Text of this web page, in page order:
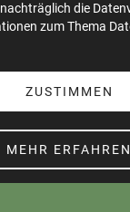
die
zum Thema
ZUSTIMMEN
MEHR